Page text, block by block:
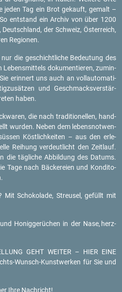
jeden Tag ein Brot ge­kauft, ge­malt –
ent­stand ein Ar­chiv von über 1200
der Schweiz, Ös­ter­reich,
Re­gio­nen.
die ge­schicht­li­che Be­deu­tung des
Le­bens­mit­tels do­ku­men­tie­ren, zu­min­
er­in­nert uns auch an voll­au­to­ma­ti­
und Ge­schmacks­ver­stär­
haben.
die nach tra­di­tio­nel­len, hand­
wur­den. Neben dem le­bens­not­wen­
Köst­lich­kei­ten – aus den er­le­
Rei­hung ver­deut­licht den Zeit­lauf.
die täg­li­che Ab­bil­dung des Da­tums.
Tage nach Bä­cke­rei­en und Kon­di­to­
Mit Scho­ko­la­de, Streu­sel, ge­füllt mit
Ho­nig­ge­rü­chen in der Nase, herz­
GEHT WEI­TER – HIER EINE
Wunsch-Kunst­wer­ken für Sie und
Ihre Nach­richt!